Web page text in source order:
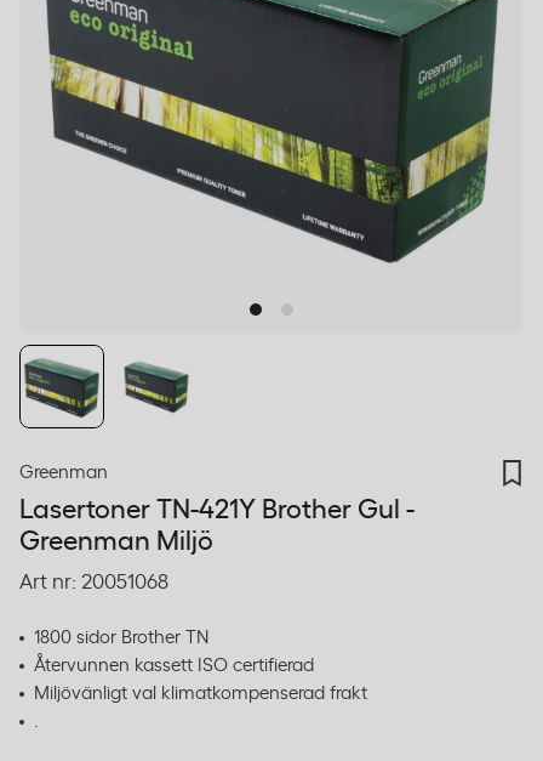
Greenman
Lasertoner TN-421Y Brother Gul -
Greenman Miljö
Art nr: 20051068
1800 sidor Brother TN
Återvunnen kassett ISO certifierad
Miljövänligt val klimatkompenserad frakt
.